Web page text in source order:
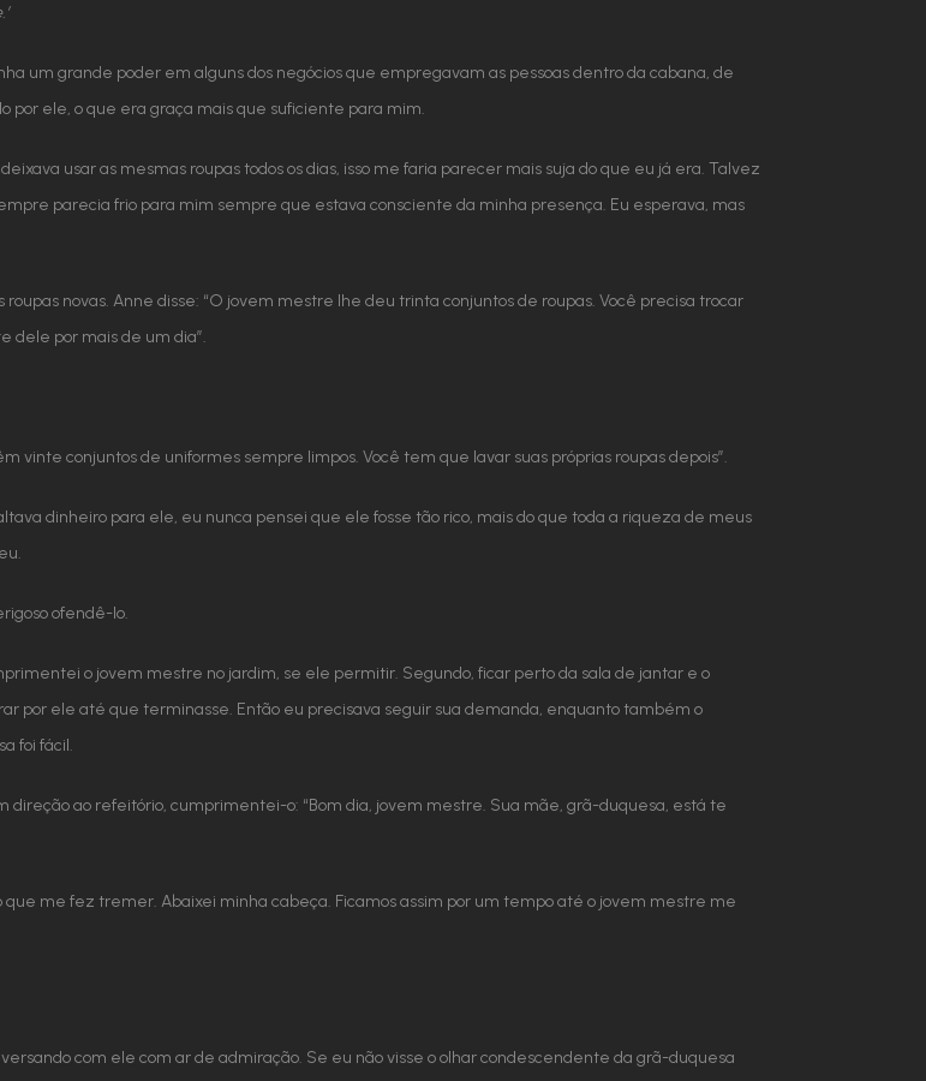
um grande poder em alguns dos negócios que empregavam as pessoas dentro da cabana, de
por ele, o que era graça mais que suficiente para mim.
usar as mesmas roupas todos os dias, isso me faria parecer mais suja do que eu já era. Talvez
parecia frio para mim sempre que estava consciente da minha presença. Eu esperava, mas
novas. Anne disse: “O jovem mestre lhe deu trinta conjuntos de roupas. Você precisa trocar
dele por mais de um dia”.
vinte conjuntos de uniformes sempre limpos. Você tem que lavar suas próprias roupas depois”.
dinheiro para ele, eu nunca pensei que ele fosse tão rico, mais do que toda a riqueza de meus
ofendê-lo.
o jovem mestre no jardim, se ele permitir. Segundo, ficar perto da sala de jantar e o
por ele até que terminasse. Então eu precisava seguir sua demanda, enquanto também o
foi fácil.
direção ao refeitório, cumprimentei-o: “Bom dia, jovem mestre. Sua mãe, grã-duquesa, está te
me fez tremer. Abaixei minha cabeça. Ficamos assim por um tempo até o jovem mestre me
com ele com ar de admiração. Se eu não visse o olhar condescendente da grã-duquesa